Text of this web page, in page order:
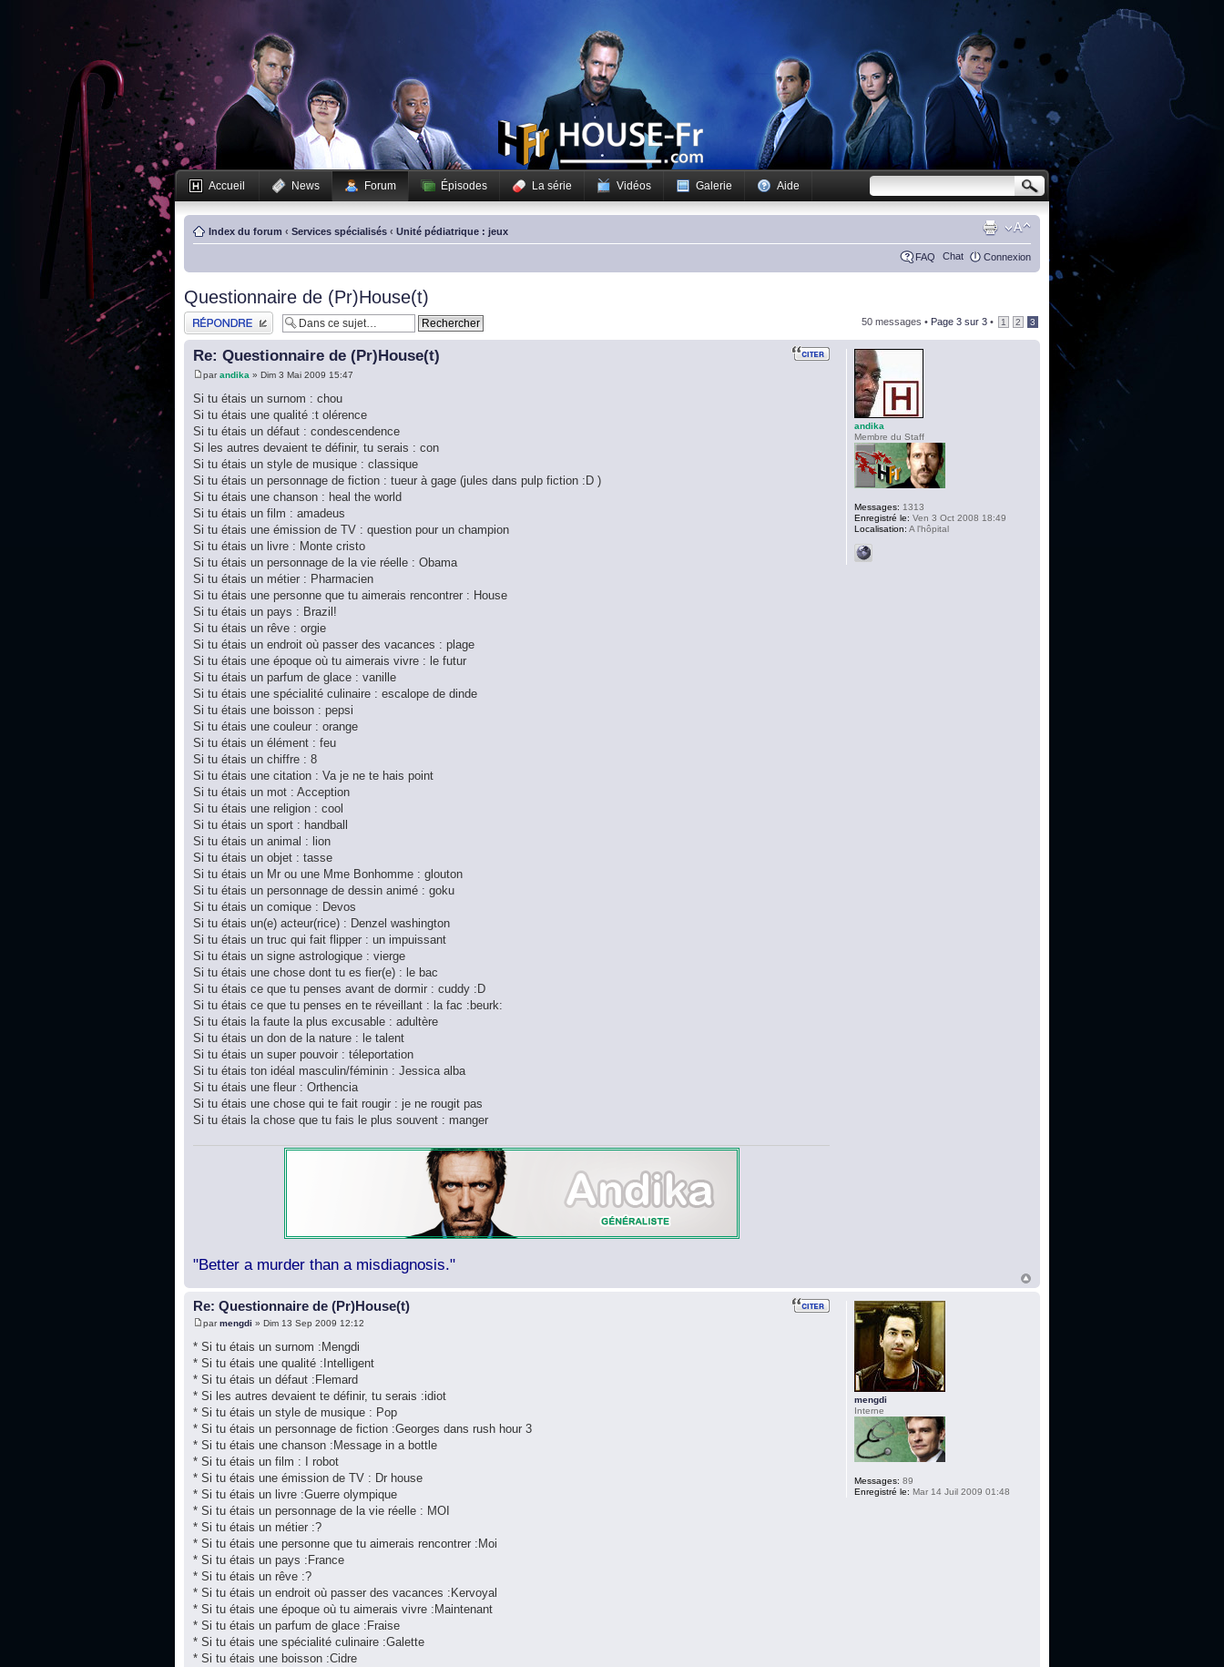
Accueil News Forum Épisodes La série Vidéos Galerie Aide
Index du forum ‹ Services spécialisés ‹ Unité pédiatrique : jeux
FAQ Chat Connexion
Questionnaire de (Pr)House(t)
Publier une réponse 50 messages • Page 3 sur 3 • 1 2 3
Re: Questionnaire de (Pr)House(t)
parandika » Dim 3 Mai 2009 15:47
Si tu étais un surnom : chou
Si tu étais une qualité :t olérence
Si tu étais un défaut : condescendence
Si les autres devaient te définir, tu serais : con
Si tu étais un style de musique : classique
Si tu étais un personnage de fiction : tueur à gage (jules dans pulp fiction :D )
Si tu étais une chanson : heal the world
Si tu étais un film : amadeus
Si tu étais une émission de TV : question pour un champion
Si tu étais un livre : Monte cristo
Si tu étais un personnage de la vie réelle : Obama
Si tu étais un métier : Pharmacien
Si tu étais une personne que tu aimerais rencontrer : House
Si tu étais un pays : Brazil!
Si tu étais un rêve : orgie
Si tu étais un endroit où passer des vacances : plage
Si tu étais une époque où tu aimerais vivre : le futur
Si tu étais un parfum de glace : vanille
Si tu étais une spécialité culinaire : escalope de dinde
Si tu étais une boisson : pepsi
Si tu étais une couleur : orange
Si tu étais un élément : feu
Si tu étais un chiffre : 8
Si tu étais une citation : Va je ne te hais point
Si tu étais un mot : Acception
Si tu étais une religion : cool
Si tu étais un sport : handball
Si tu étais un animal : lion
Si tu étais un objet : tasse
Si tu étais un Mr ou une Mme Bonhomme : glouton
Si tu étais un personnage de dessin animé : goku
Si tu étais un comique : Devos
Si tu étais un(e) acteur(rice) : Denzel washington
Si tu étais un truc qui fait flipper : un impuissant
Si tu étais un signe astrologique : vierge
Si tu étais une chose dont tu es fier(e) : le bac
Si tu étais ce que tu penses avant de dormir : cuddy :D
Si tu étais ce que tu penses en te réveillant : la fac :beurk:
Si tu étais la faute la plus excusable : adultère
Si tu étais un don de la nature : le talent
Si tu étais un super pouvoir : téleportation
Si tu étais ton idéal masculin/féminin : Jessica alba
Si tu étais une fleur : Orthencia
Si tu étais une chose qui te fait rougir : je ne rougit pas
Si tu étais la chose que tu fais le plus souvent : manger
"Better a murder than a misdiagnosis."
andika
Membre du Staff
Messages: 1313
Enregistré le: Ven 3 Oct 2008 18:49
Localisation: A l'hôpital
Re: Questionnaire de (Pr)House(t)
parmengdi » Dim 13 Sep 2009 12:12
* Si tu étais un surnom :Mengdi
* Si tu étais une qualité :Intelligent
* Si tu étais un défaut :Flemard
* Si les autres devaient te définir, tu serais :idiot
* Si tu étais un style de musique : Pop
* Si tu étais un personnage de fiction :Georges dans rush hour 3
* Si tu étais une chanson :Message in a bottle
* Si tu étais un film : I robot
* Si tu étais une émission de TV : Dr house
* Si tu étais un livre :Guerre olympique
* Si tu étais un personnage de la vie réelle : MOI
* Si tu étais un métier :?
* Si tu étais une personne que tu aimerais rencontrer :Moi
* Si tu étais un pays :France
* Si tu étais un rêve :?
* Si tu étais un endroit où passer des vacances :Kervoyal
* Si tu étais une époque où tu aimerais vivre :Maintenant
* Si tu étais un parfum de glace :Fraise
* Si tu étais une spécialité culinaire :Galette
* Si tu étais une boisson :Cidre
mengdi
Interne
Messages: 89
Enregistré le: Mar 14 Juil 2009 01:48